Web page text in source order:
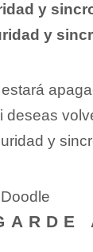
y
y
y